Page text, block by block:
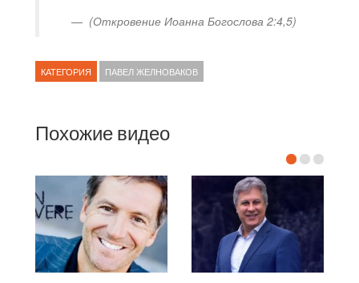
(Откровение Иоанна Богослова 2:4,5)
КАТЕГОРИЯ ПАВЕЛ ЖЕЛНОВАКОВ
Похожие видео